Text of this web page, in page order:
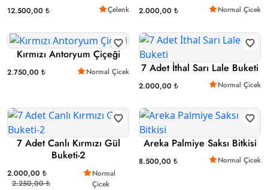
12.500,00 ₺ Çelenk 2.000,00 ₺ Normal Çicek
Kırmızı Antoryum Çiçeği
2.750,00 ₺ Normal Çicek 7 Adet İthal Sarı Lale Buketi
2.000,00 ₺ Normal Çicek
7 Adet Canlı Kırmızı Gül
Buketi-2
2.000,00 ₺
2.250,00 ₺
Normal
Çicek
Areka Palmiye Saksı Bitkisi
8.500,00 ₺ Normal Çicek